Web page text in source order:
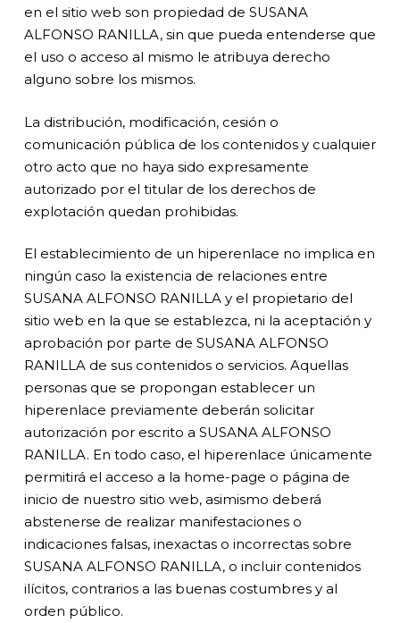
en el sitio web son propiedad de SUSANA
ALFONSO RANILLA, sin que pueda entenderse que
el uso o acceso al mismo le atribuya derecho
alguno sobre los mismos.
La distribución, modificación, cesión o
comunicación pública de los contenidos y cualquier
otro acto que no haya sido expresamente
autorizado por el titular de los derechos de
explotación quedan prohibidas.
El establecimiento de un hiperenlace no implica en
ningún caso la existencia de relaciones entre
SUSANA ALFONSO RANILLA y el propietario del
sitio web en la que se establezca, ni la aceptación y
aprobación por parte de SUSANA ALFONSO
RANILLA de sus contenidos o servicios. Aquellas
personas que se propongan establecer un
hiperenlace previamente deberán solicitar
autorización por escrito a SUSANA ALFONSO
RANILLA. En todo caso, el hiperenlace únicamente
permitirá el acceso a la home-page o página de
inicio de nuestro sitio web, asimismo deberá
abstenerse de realizar manifestaciones o
indicaciones falsas, inexactas o incorrectas sobre
SUSANA ALFONSO RANILLA, o incluir contenidos
ilícitos, contrarios a las buenas costumbres y al
orden público.